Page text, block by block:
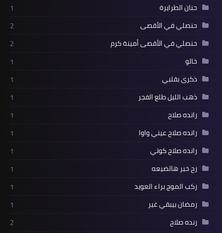
حنان الطرايرة
1
حنصلي في الأقصى
2
حنصلي في الأقصى أمينة كرم
2
خالو
1
ذكرى بقلبي
1
ذهب الليل طلع الفجر
1
رانده صلاح
1
رانده صلاح عيني واوا
1
رانده صلاح كوتي
1
رح خبر هالضيعه
1
ركب الموج براء العويد
1
رمضان بيبقي غير
1
رنده صلاح
2